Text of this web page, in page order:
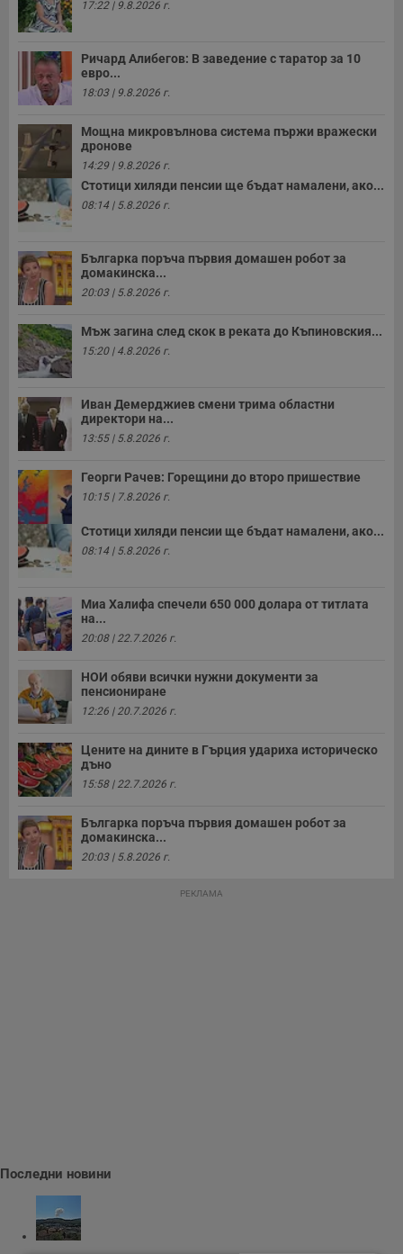
17:22 | 9.8.2026 г.
Ричард Алибегов: В заведение с таратор за 10
евро...
18:03 | 9.8.2026 г.
Мощна микровълнова система пържи вражески
дронове
14:29 | 9.8.2026 г.
Стотици хиляди пенсии ще бъдат намалени, ако...
08:14 | 5.8.2026 г.
Българка поръча първия домашен робот за
домакинска...
20:03 | 5.8.2026 г.
Мъж загина след скок в реката до Къпиновския...
15:20 | 4.8.2026 г.
Иван Демерджиев смени трима областни
директори на...
13:55 | 5.8.2026 г.
Георги Рачев: Горещини до второ пришествие
10:15 | 7.8.2026 г.
Стотици хиляди пенсии ще бъдат намалени, ако...
08:14 | 5.8.2026 г.
Миа Халифа спечели 650 000 долара от титлата
на...
20:08 | 22.7.2026 г.
НОИ обяви всички нужни документи за
пенсиониране
12:26 | 20.7.2026 г.
Цените на дините в Гърция удариха историческо
дъно
15:58 | 22.7.2026 г.
Българка поръча първия домашен робот за
домакинска...
20:03 | 5.8.2026 г.
РЕКЛАМА
Последни новини